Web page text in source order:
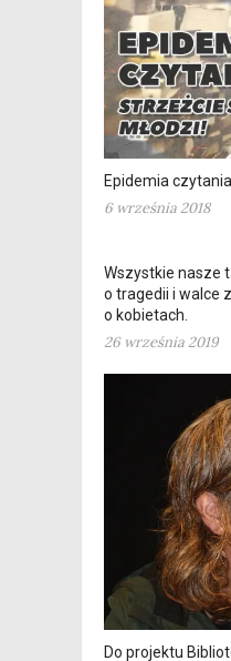
Epidemia
6 września 2018
Wszystkie nasze
o tragedii i walce
o kobietach.
26 września 2019
Do projektu